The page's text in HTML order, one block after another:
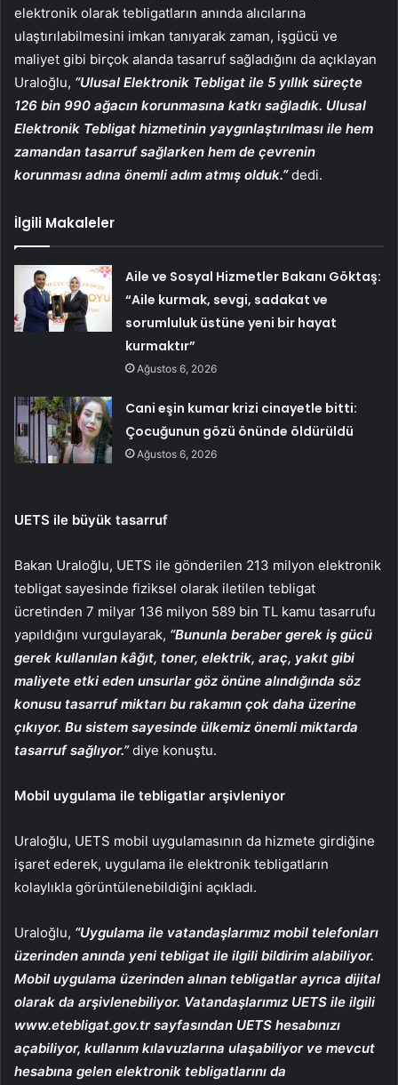
elektronik olarak tebligatların anında alıcılarına
ulaştırılabilmesini imkan tanıyarak zaman, işgücü ve
maliyet gibi birçok alanda tasarruf sağladığını da açıklayan
Uraloğlu, “Ulusal Elektronik Tebligat ile 5 yıllık süreçte
126 bin 990 ağacın korunmasına katkı sağladık. Ulusal
Elektronik Tebligat hizmetinin yaygınlaştırılması ile hem
zamandan tasarruf sağlarken hem de çevrenin
korunması adına önemli adım atmış olduk.”dedi.
İlgili Makaleler
Aile ve Sosyal Hizmetler Bakanı Göktaş:
“Aile kurmak, sevgi, sadakat ve
sorumluluk üstüne yeni bir hayat
kurmaktır”
Ağustos 6, 2026
Cani eşin kumar krizi cinayetle bitti:
Çocuğunun gözü önünde öldürüldü
Ağustos 6, 2026
UETS ile büyük tasarruf
Bakan Uraloğlu, UETS ile gönderilen 213 milyon elektronik
tebligat sayesinde fiziksel olarak iletilen tebligat
ücretinden 7 milyar 136 milyon 589 bin TL kamu tasarrufu
yapıldığını vurgulayarak, “Bununla beraber gerek iş gücü
gerek kullanılan kâğıt, toner, elektrik, araç, yakıt gibi
maliyete etki eden unsurlar göz önüne alındığında söz
konusu tasarruf miktarı bu rakamın çok daha üzerine
çıkıyor. Bu sistem sayesinde ülkemiz önemli miktarda
tasarruf sağlıyor.”diye konuştu.
Mobil uygulama ile tebligatlar arşivleniyor
Uraloğlu, UETS mobil uygulamasının da hizmete girdiğine
işaret ederek, uygulama ile elektronik tebligatların
kolaylıkla görüntülenebildiğini açıkladı.
Uraloğlu, “Uygulama ile vatandaşlarımız mobil telefonları
üzerinden anında yeni tebligat ile ilgili bildirim alabiliyor.
Mobil uygulama üzerinden alınan tebligatlar ayrıca dijital
olarak da arşivlenebiliyor. Vatandaşlarımız UETS ile ilgili
www.etebligat.gov.tr sayfasından UETS hesabınızı
açabiliyor, kullanım kılavuzlarına ulaşabiliyor ve mevcut
hesabına gelen elektronik tebligatlarını da